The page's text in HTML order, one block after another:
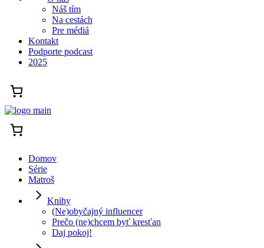
Náš tím
Na cestách
Pre médiá
Kontakt
Podporte podcast
2025
Domov
Série
Matroš
Knihy
(Ne)obyčajný influencer
Prečo (ne)chcem byť kresťan
Daj pokoj!